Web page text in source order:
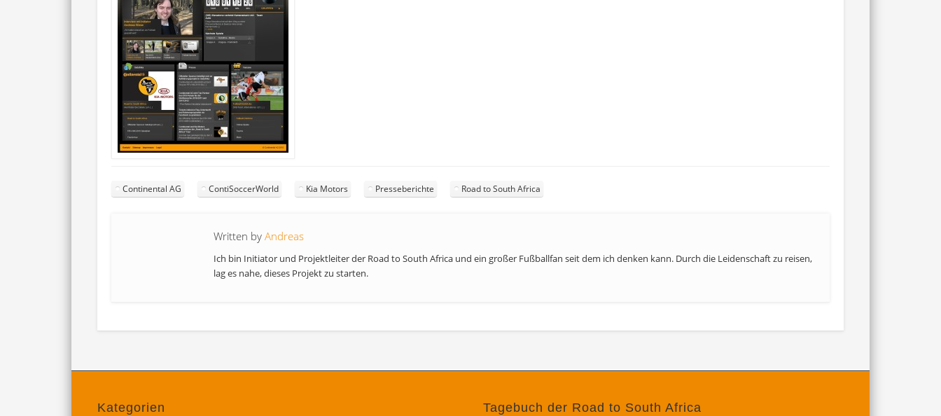
Continental AG ContiSoccerWorld Kia Motors Presseberichte Road to South Africa
Written by Andreas
Ich bin Initiator und Projektleiter der Road to South Africa und ein großer Fußballfan seit dem ich denken kann. Durch die Leidenschaft zu reisen,
lag es nahe, dieses Projekt zu starten.
Kategorien Tagebuch der Road to South Africa